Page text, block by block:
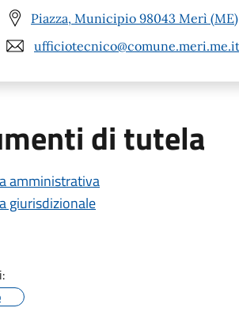
Piazza, Municipio 98043 Merì (ME)
ufficiotecnico@comune.meri.me.it
di tutela
amministrativa
giurisdizionale